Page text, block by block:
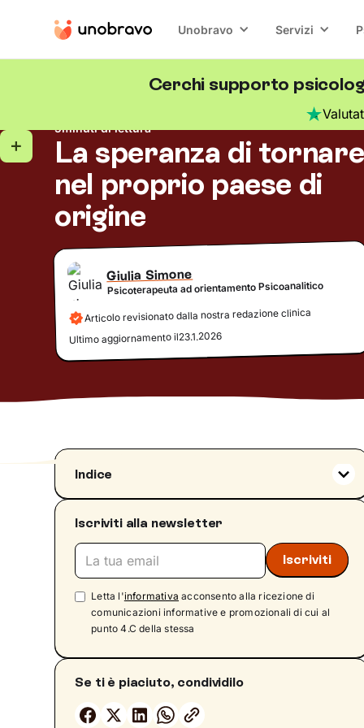
Unobravo Servizi
Cerchi supporto
5minuti di lettura
La speranza di tornare
nel proprio paese di
origine
Giulia Simone
Psicoterapeuta ad orientamento Psicoanalitico
Articolo revisionato dalla nostra redazione clinica
Ultimo aggiornamento il23.1.2026
Indice
Cosa intendiamo con “casa”?
L’identità di luogo
Mal di casa e processo di adattamento
Sentimenti condivisi: istinto, nostalgia,
Tornare, come una scelta
Tornare, come sfida
La Sindrome di Ulisse: quando la nostalgia
può diventare sofferenza
diffusione
Iscriviti alla newsletter
Letta l'informativa acconsento alla ricezione di
comunicazioni informative e promozionali di cui al
punto 4.C della stessa
Se ti è piaciuto, condividilo